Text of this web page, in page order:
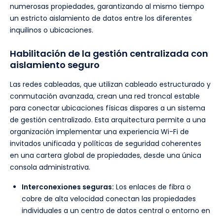
numerosas propiedades, garantizando al mismo tiempo
un estricto aislamiento de datos entre los diferentes
inquilinos o ubicaciones.
Habilitación de la gestión centralizada con
aislamiento seguro
Las redes cableadas, que utilizan cableado estructurado y
conmutación avanzada, crean una red troncal estable
para conectar ubicaciones físicas dispares a un sistema
de gestión centralizado. Esta arquitectura permite a una
organización implementar una experiencia Wi-Fi de
invitados unificada y políticas de seguridad coherentes
en una cartera global de propiedades, desde una única
consola administrativa.
Interconexiones seguras: Los enlaces de fibra o
cobre de alta velocidad conectan las propiedades
individuales a un centro de datos central o entorno en